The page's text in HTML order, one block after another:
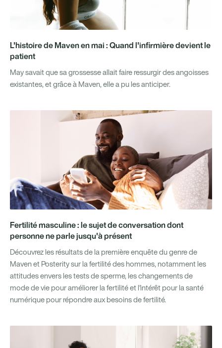
L'histoire de Maven en mai : Quand l'infirmière devient le
patient
May savait que sa grossesse allait faire ressurgir des angoisses
existantes, et grâce à Maven, elle a pu les anticiper.
Fertilité masculine : le sujet de conversation dont
personne ne parle jusqu'à présent
Découvrez les résultats de la première enquête du genre de
Maven et Posterity sur la fertilité des hommes, notamment les
attitudes envers les tests de sperme, les changements de
mode de vie pour améliorer la fertilité et l'intérêt pour la santé
numérique pour répondre aux besoins de fertilité.